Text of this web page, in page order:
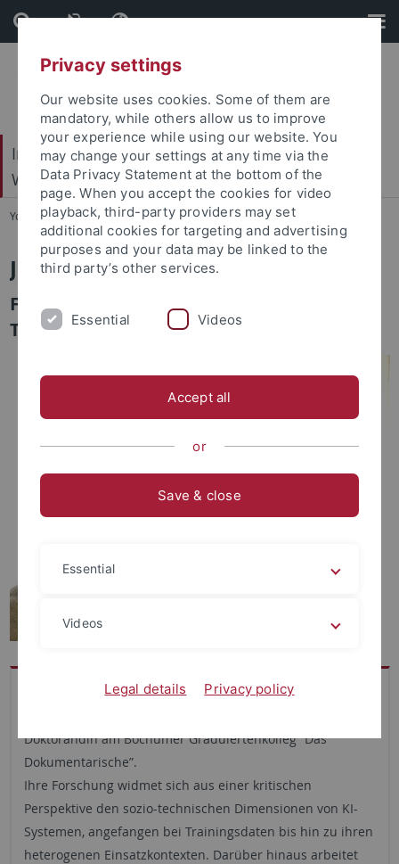
Skip
to
content
Skip
to
footer
Internationales Zentrum für Ethik in den
Wissenschaften (IZEW)
You are here: Startseite ... Team
Jana Hecktor
Forschungsgruppe: Medienethik,
Technikphilosophie & KI
Jana Hecktor hat Medienwissenschaften in Düsseldorf
Doktorandin am Bochumer Graduiertenkolleg “Das
Dokumentarische”.
Ihre Forschung widmet sich aus einer kritischen
Perspektive den sozio-technischen Dimensionen von KI-
Systemen, angefangen bei Trainingsdaten bis hin zu ihren
heterogenen Einsatzkontexten. Darüber hinaus arbeitet
Privacy settings
Our website uses cookies. Some of them are
mandatory, while others allow us to improve
your experience while using our website. You
may change your settings at any time via the
Data Privacy Statement at the bottom of the
page. When you accept the cookies for video
playback, third-party providers may set
additional cookies for targeting and advertising
purposes and your data may be linked to the
third party’s other services.
Essential Videos
Accept all
or
Save & close
Essential
Videos
Legal details Privacy policy